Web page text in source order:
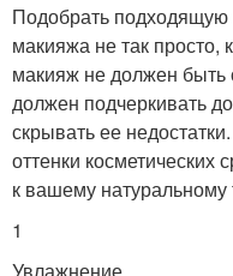
Подобрать подходящую
макияжа не так просто,
макияж не должен
должен подчеркивать
скрывать ее
оттенки косметических
к вашему натуральному
1
Увлажнение